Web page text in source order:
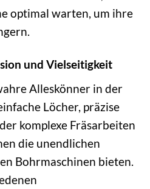
optimal warten, um ihre
und Vielseitigkeit
Alleskönner in der
Löcher, präzise
komplexe Fräsarbeiten
die unendlichen
Bohrmaschinen bieten.